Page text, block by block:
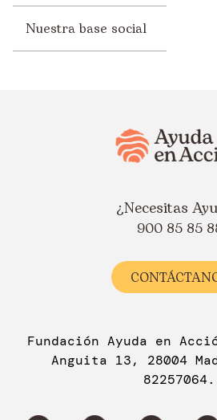
Nuestra base social
¿Necesitas
900 85 85
Fundación Ayuda en
Anguita 13, 28004
82257064.